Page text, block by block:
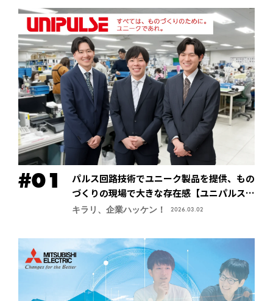
パルス回路技術でユニーク製品を提供、もの
づくりの現場で大きな存在感【ユニパルス株
式会社】
キラリ、企業ハッケン！ 2026.03.02